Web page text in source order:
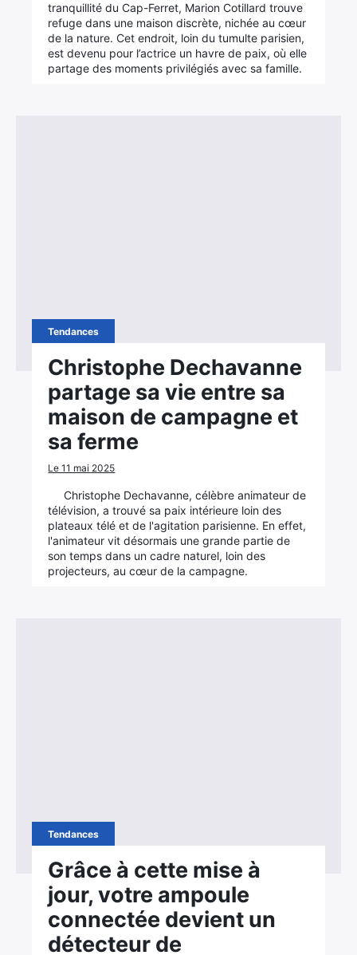
tranquillité du Cap-Ferret, Marion Cotillard trouve
refuge dans une maison discrète, nichée au cœur
de la nature. Cet endroit, loin du tumulte parisien,
est devenu pour l’actrice un havre de paix, où elle
partage des moments privilégiés avec sa famille.
Tendances
Christophe Dechavanne
partage sa vie entre sa
maison de campagne et
sa ferme
Le 11 mai 2025
Christophe Dechavanne, célèbre animateur de
télévision, a trouvé sa paix intérieure loin des
plateaux télé et de l'agitation parisienne. En effet,
l'animateur vit désormais une grande partie de
son temps dans un cadre naturel, loin des
projecteurs, au cœur de la campagne.
Tendances
Grâce à cette mise à
jour, votre ampoule
connectée devient un
détecteur de